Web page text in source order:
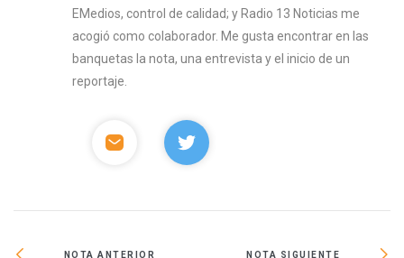
EMedios, control de calidad; y Radio 13 Noticias me
acogió como colaborador. Me gusta encontrar en las
banquetas la nota, una entrevista y el inicio de un
reportaje.
NOTA ANTERIOR NOTA SIGUIENTE